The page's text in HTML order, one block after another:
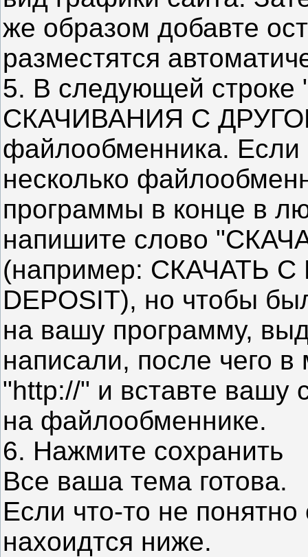
же образом добавте
разместятся
5. В следующей
СКАЧИВАНИЯ С
файлообменника. Если
несколько
программы в конце в
напишите слово
(например: СКАЧАТЬ С
DEPOSIT), но чтобы
на вашу программу,
написали, после чего
"http://" и вставте вашу
на файлообменнике.
6. Нажмите сохранить
Все ваша тема готова.
Если что-то не
нахоидтся ниже.